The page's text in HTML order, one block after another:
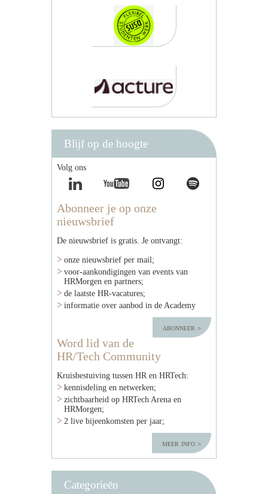
Blijf op de hoogte
Volg ons
Abonneer je op onze
nieuwsbrief
De nieuwsbrief is gratis. Je ontvangt:
onze nieuwsbrief per mail;
voor-aankondigingen van events van
HRMorgen en partners;
de laatste HR-vacatures;
informatie over aanbod in de Academy
abonneer
Word lid van de
HR/Tech Community
Kruisbestuiving tussen HR en HRTech:
kennisdeling en netwerken;
zichtbaarheid op HRTech Arena en
HRMorgen;
2 live bijeenkomsten per jaar;
meer info
Categorieën